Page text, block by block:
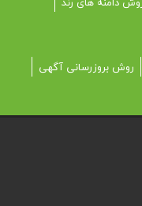
روش بروزرسانی آگهی